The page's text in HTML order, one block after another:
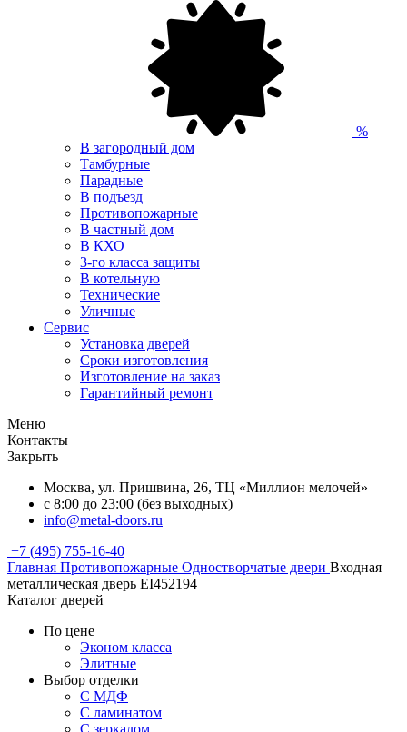
%
В загородный дом
Тамбурные
Парадные
В подъезд
Противопожарные
В частный дом
В КХО
3-го класса защиты
В котельную
Технические
Уличные
Сервис
Установка дверей
Сроки изготовления
Изготовление на заказ
Гарантийный ремонт
Меню
Контакты
Закрыть
Москва, ул. Пришвина, 26, ТЦ «Миллион мелочей»
с 8:00 до 23:00 (без выходных)
info@metal-doors.ru
+7 (495) 755-16-40
Главная Противопожарные Одностворчатые двери Входная
металлическая дверь EI452194
Каталог дверей
По цене
Эконом класса
Элитные
Выбор отделки
С МДФ
С ламинатом
С зеркалом